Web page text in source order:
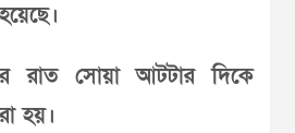
রাত সোয়া আটটার দিকে
হয়।